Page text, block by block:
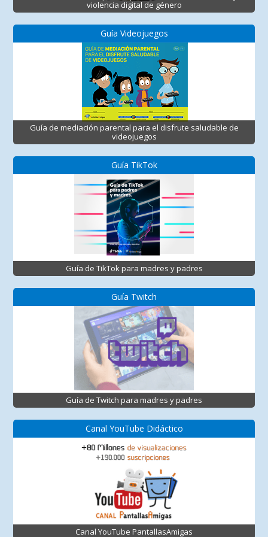
violencia digital de género
Guía Videojuegos
Guía de mediación parental para el disfrute saludable de
videojuegos
Guía TikTok
Guía de TikTok para madres y padres
Guía Twitch
Guía de Twitch para madres y padres
Canal YouTube Didáctico
Canal YouTube PantallasAmigas